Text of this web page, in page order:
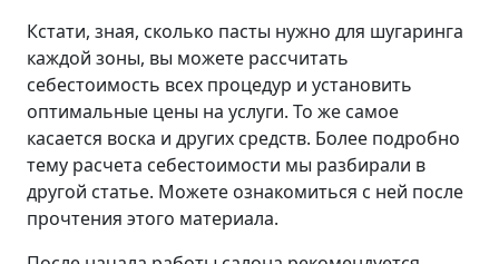
Кстати, зная, сколько пасты нужно для шугаринга
каждой зоны, вы можете рассчитать
себестоимость всех процедур и установить
оптимальные цены на услуги. То же самое
касается воска и других средств. Более подробно
тему расчета себестоимости мы разбирали в
другой статье. Можете ознакомиться с ней после
прочтения этого материала.